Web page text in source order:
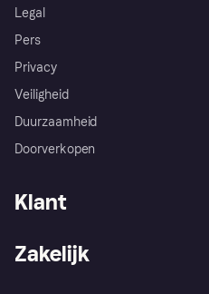
Legal
Pers
Privacy
Veiligheid
Duurzaamheid
Doorverkopen
Klant
Zakelijk